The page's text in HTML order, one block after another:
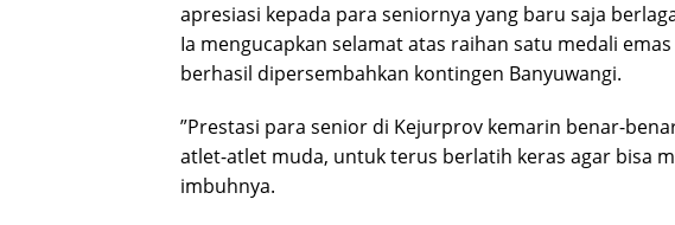
apresiasi kepada para seniornya yang baru saja
Ia mengucapkan selamat atas raihan satu medali
berhasil dipersembahkan kontingen Banyuwangi.
​”Prestasi para senior di Kejurprov kemarin benar-
atlet-atlet muda, untuk terus berlatih keras agar bisa
imbuhnya.